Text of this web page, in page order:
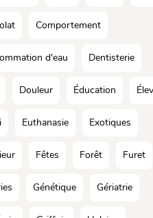
Comportement
d'eau Dentisterie
Douleur Éducation
Euthanasie Exotiques
Fêtes Forêt Furet
Génétique Gériatrie